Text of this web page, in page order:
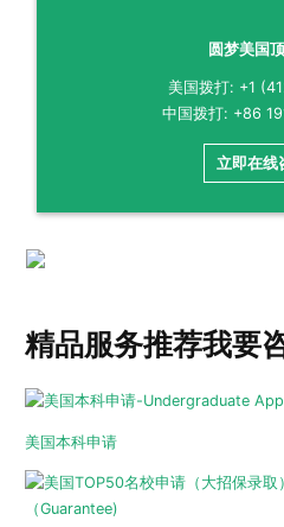
圆梦美国
美国拨打: +1
中国拨打: +86
立即在线
精品服务推荐我要
美国本科申请